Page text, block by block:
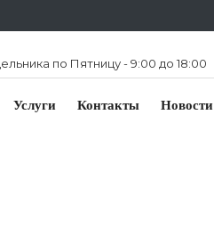
по Пятницу - 9:00 до 18:00
Услуги Контакты Новости